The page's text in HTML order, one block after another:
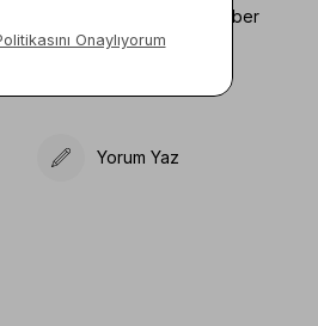
Fiyat Düşünce Haber
Ver
Yorum Yaz